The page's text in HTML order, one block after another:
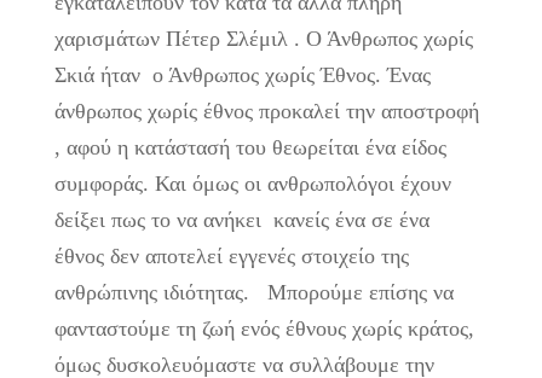
χαρισμάτων Πέτερ Σλέμιλ . Ο Άνθρωπος χωρίς
Σκιά ήταν ο Άνθρωπος χωρίς Έθνος. Ένας
άνθρωπος χωρίς έθνος προκαλεί την αποστροφή
, αφού η κατάστασή του θεωρείται ένα είδος
συμφοράς. Και όμως οι ανθρωπολόγοι έχουν
δείξει πως το να ανήκει κανείς ένα σε ένα
έθνος δεν αποτελεί εγγενές στοιχείο της
ανθρώπινης ιδιότητας. Μπορούμε επίσης να
φανταστούμε τη ζωή ενός έθνους χωρίς κράτος,
όμως δυσκολευόμαστε να συλλάβουμε την